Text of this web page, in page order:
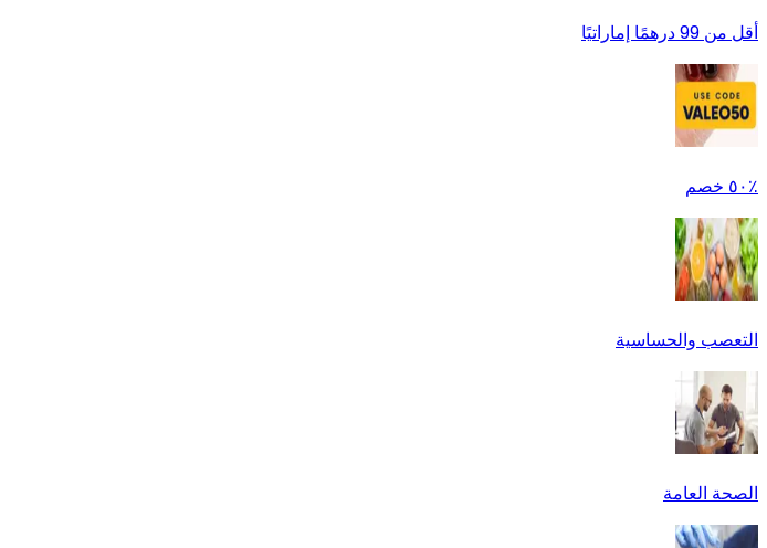
أقل من 99 درهمًا إماراتيًا
٪٥٠ خصم
التعصب والحساسية
الصحة العامة